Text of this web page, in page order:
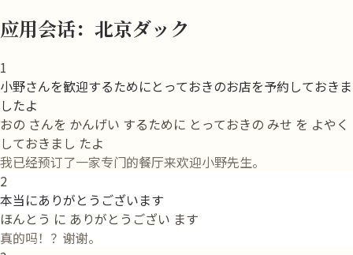
应用会话：北京ダック
1
小野さんを歓迎するためにとっておきのお店を予約しておきま
したよ
おの さんを かんげい するために とっておきの みせ を よやく
しておきまし たよ
我已经预订了一家专门的餐厅来欢迎小野先生。
2
本当にありがとうございます
ほんとう に ありがとうござい ます
真的吗！？谢谢。